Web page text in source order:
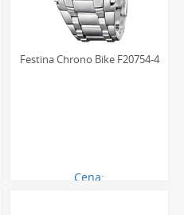
Festina Chrono Bike F20754-4
Cena: